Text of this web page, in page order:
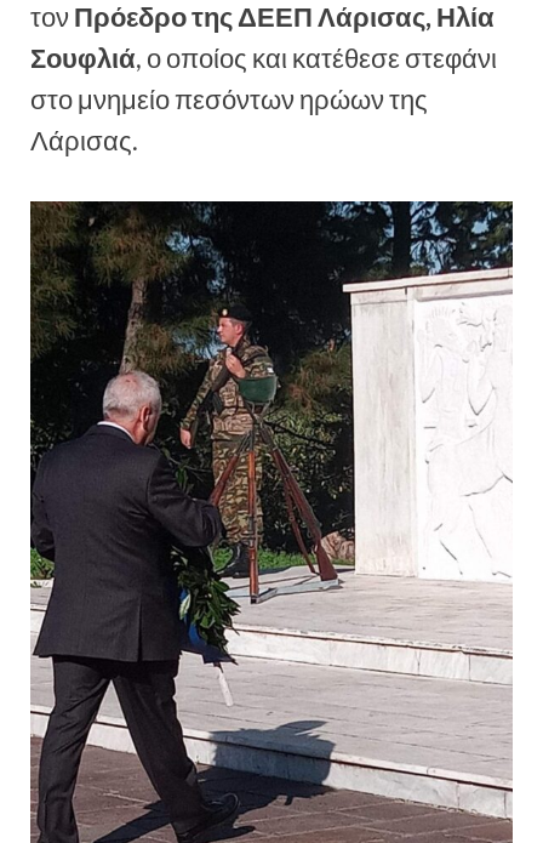
τονΠρόεδρο της ΔΕΕΠ Λάρισας, Ηλία
Σουφλιά, ο οποίος και κατέθεσε στεφάνι
στο μνημείο πεσόντων ηρώων της
Λάρισας.